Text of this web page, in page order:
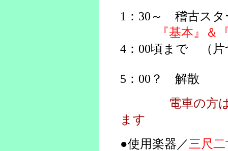
1：30～ 稽古スタ
『基本』＆『
4：00頃まで （
5：00？ 解散
電車の方
ます
●使用楽器／三尺